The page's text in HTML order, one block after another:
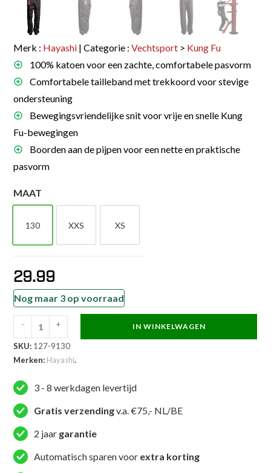
Merk : Hayashi | Categorie :Vechtsport > Kung Fu
100% katoen voor een zachte, comfortabele pasvorm
Comfortabele tailleband met trekkoord voor stevige
ondersteuning
Bewegingsvriendelijke snit voor vrije en snelle Kung
Fu-bewegingen
Boorden aan de pijpen voor een nette en praktische
pasvorm
MAAT
130
130
XXS
XXS
XS
XS
29.99
Nog maar 3 op voorraad
Hayashi
Kung
Fu
broek
-
zwart
aantal
- + IN WINKELWAGEN
SKU: 127-9130
Merken: Hayashi.
3 - 8 werkdagen levertijd
Gratis verzendingv.a. €75,- NL/BE
2 jaar garantie
Automatisch sparen voor extra korting